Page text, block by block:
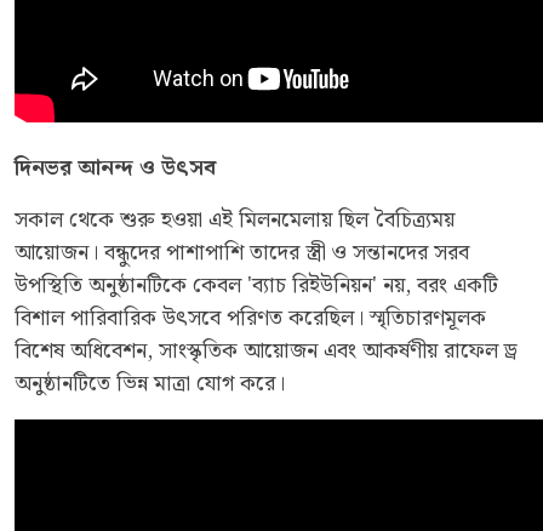
দিনভরআনন্দও উৎসব
সকাল থেকে শুরু হওয়া এই মিলনমেলায় ছিল বৈচিত্র্যময়
আয়োজন। বন্ধুদের পাশাপাশি তাদের স্ত্রী ও সন্তানদের সরব
উপস্থিতি অনুষ্ঠানটিকে কেবল 'ব্যাচ রিইউনিয়ন' নয়, বরং একটি
বিশাল পারিবারিক উৎসবে পরিণত করেছিল। স্মৃতিচারণমূলক
বিশেষ অধিবেশন, সাংস্কৃতিক আয়োজন এবং আকর্ষণীয় রাফেল ড্র
অনুষ্ঠানটিতে ভিন্ন মাত্রা যোগ করে।